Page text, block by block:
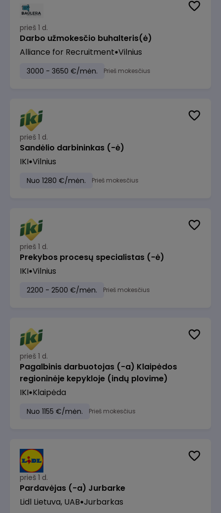
prieš 1 d.
Darbo užmokesčio buhalteris(ė)
Alliance for Recruitment Vilnius
3000 - 3650 €/mėn. Prieš mokesčius
prieš 1 d.
Sandėlio darbininkas (-ė)
IKI Vilnius
Nuo 1280 €/mėn. Prieš mokesčius
prieš 1 d.
Prekybos procesų specialistas (-ė)
IKI Vilnius
2200 - 2500 €/mėn. Prieš mokesčius
prieš 1 d.
Pagalbinis darbuotojas (-a) Klaipėdos
regioninėje kepykloje (indų plovime)
IKI Klaipėda
Nuo 1155 €/mėn. Prieš mokesčius
prieš 1 d.
Pardavėjas (-a) Jurbarke
Lidl Lietuva, UAB Jurbarkas